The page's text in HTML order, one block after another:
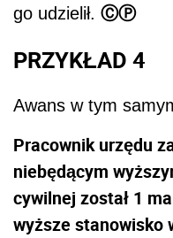
go udzielił. ⒸⓅ
PRZYKŁAD 4
Awans w tym
Pracownik urzędu
niebędącym
cywilnej został 1
wyższe stanowisko